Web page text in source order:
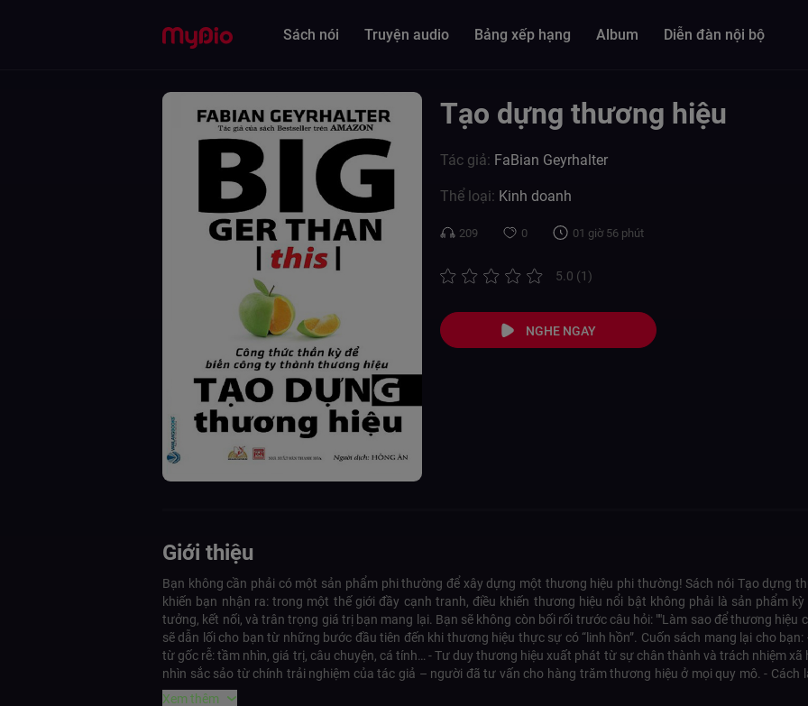
Sách nói Truyện audio Bảng xếp hạng Album Diễn đàn nội bộ
Tạo dựng thương hiệu
Tác giả: FaBian Geyrhalter
Thể loại: Kinh doanh
209 0 01 giờ 56 phút
5.0 (1)
NGHE NGAY
Giới thiệu
Bạn không cần phải có một sản phẩm phi thường để xây dựng một thương hiệu phi thường! Sách nói Tạo dựng
khiến bạn nhận ra: trong một thế giới đầy cạnh tranh, điều khiến thương hiệu nổi bật không phải là sản phẩm
tưởng, kết nối, và trân trọng giá trị bạn mang lại. Bạn sẽ không còn bối rối trước câu hỏi: ""Làm sao để thương hiệu
sẽ dẫn lối cho bạn từ những bước đầu tiên đến khi thương hiệu thực sự có “linh hồn”. Cuốn sách mang lại cho
từ gốc rễ: tầm nhìn, giá trị, câu chuyện, cá tính… - Tư duy thương hiệu xuất phát từ sự chân thành và trách nhiệm xã
nhìn sắc sảo từ chính trải nghiệm của tác giả – người đã tư vấn cho hàng trăm thương hiệu ở mọi quy mô. - Cách
doanh nghiệp nhỏ, hay cá nhân muốn tạo dấu ấn. Hãy bắt đầu hành trình tạo dựng thương hiệu từ sự chân thật, vì khách hàng, và vì một thế giới tốt đẹp hơn.
Xem thêm